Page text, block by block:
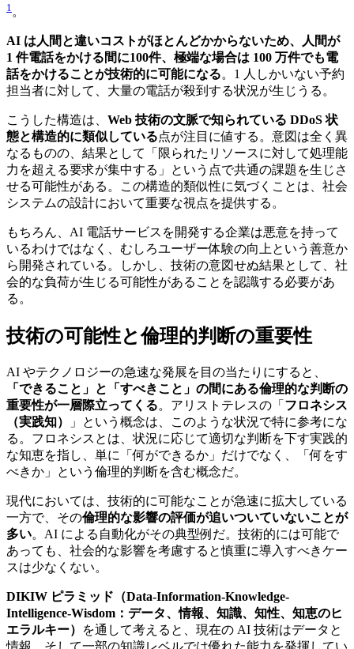
1 。
AI は人間と違いコストがほとんどかからないため、人間が
1 件電話をかける間に100件、極端な場合は 100 万件でも電
話をかけることが技術的に可能になる。1 人しかいない予約
担当者に対して、大量の電話が殺到する状況が生じうる。
こうした構造は、 Web 技術の文脈で知られている DDoS 状
態と構造的に類似している点が注目に値する。意図は全く異
なるものの、結果として「限られたリソースに対して処理能
力を超える要求が集中する」という点で共通の課題を生じさ
せる可能性がある。この構造的類似性に気づくことは、社会
システムの設計において重要な視点を提供する。
もちろん、AI 電話サービスを開発する企業は悪意を持って
いるわけではなく、むしろユーザー体験の向上という善意か
ら開発されている。しかし、技術の意図せぬ結果として、社
会的な負荷が生じる可能性があることを認識する必要があ
る。
技術の可能性と倫理的判断の重要性
AI やテクノロジーの急速な発展を目の当たりにすると、
「できること」と「すべきこと」の間にある倫理的な判断の
重要性が一層際立ってくる。アリストテレスの「 フロネシス
（実践知）
」という概念は、このような状況で特に参考にな
る。フロネシスとは、状況に応じて適切な判断を下す実践的
な知恵を指し、単に「何ができるか」だけでなく、「何をす
べきか」という倫理的判断を含む概念だ。
現代においては、技術的に可能なことが急速に拡大している
一方で、その倫理的な影響の評価が追いついていないことが
多い。AI による自動化がその典型例だ。技術的には可能で
あっても、社会的な影響を考慮すると慎重に導入すべきケー
スは少なくない。
DIKIW ピラミッド（Data-Information-Knowledge-
Intelligence-Wisdom：データ、情報、知識、知性、知恵のヒ
エラルキー）
を通して考えると、現在の AI 技術はデータと
情報、そして一部の知識レベルでは優れた能力を発揮してい